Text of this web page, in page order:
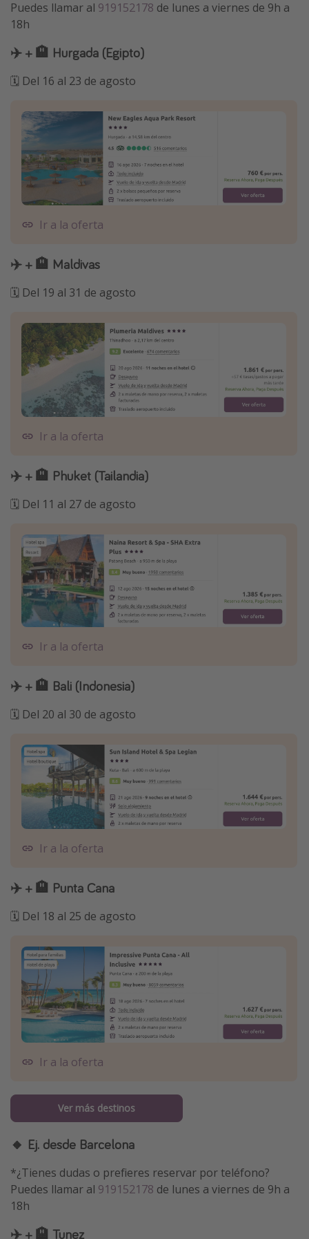
Puedes llamar al 919152178 de lunes a viernes de 9h a
18h
✈️ + 🏨 Hurgada (Egipto)
🗓️ Del 16 al 23 de agosto
Ir a la oferta
✈️ + 🏨 Maldivas
🗓️ Del 19 al 31 de agosto
Ir a la oferta
✈️ + 🏨 Phuket (Tailandia)
🗓️ Del 11 al 27 de agosto
Ir a la oferta
✈️ + 🏨 Bali (Indonesia)
🗓️ Del 20 al 30 de agosto
Ir a la oferta
✈️ + 🏨 Punta Cana
🗓️ Del 18 al 25 de agosto
Ir a la oferta
Ver más destinos
🔸 Ej. desde Barcelona
*¿Tienes dudas o prefieres reservar por teléfono?
Puedes llamar al 919152178 de lunes a viernes de 9h a
18h
✈️ + 🏨 Tunez